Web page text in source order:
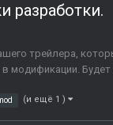
разработки.
трейлера,
модификации.
(и ещё 1 )